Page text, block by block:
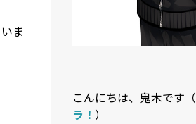
ま
こんにちは、鬼木です（
ラ！ ）